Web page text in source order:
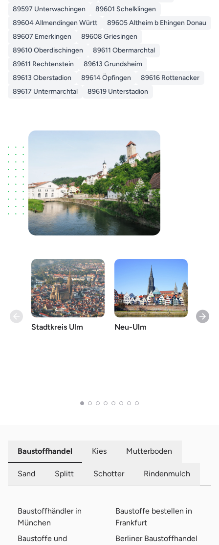
89597 Unterwachingen
89601 Schelklingen
89604 Allmendingen Württ
89605 Altheim b Ehingen Donau
89607 Emerkingen
89608 Griesingen
89610 Oberdischingen
89611 Obermarchtal
89611 Rechtenstein
89613 Grundsheim
89613 Oberstadion
89614 Öpfingen
89616 Rottenacker
89617 Untermarchtal
89619 Unterstadion
Stadtkreis Ulm Neu-Ulm
Baustoffhandel Kies Mutterboden
Sand Splitt Schotter Rindenmulch
Baustoffhändler in
München
Baustoffe bestellen in
Frankfurt
Baustoffe und
Berliner Baustoffhandel